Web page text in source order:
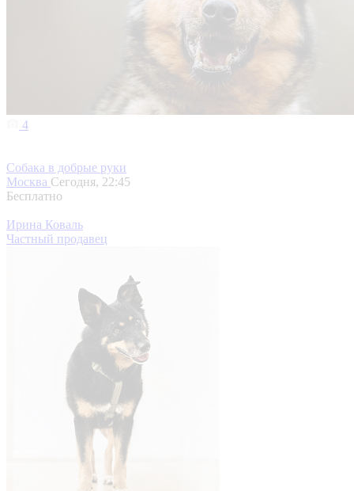
4
Собака в добрые руки
Москва Сегодня, 22:45
Бесплатно
Ирина Коваль
Частный продавец